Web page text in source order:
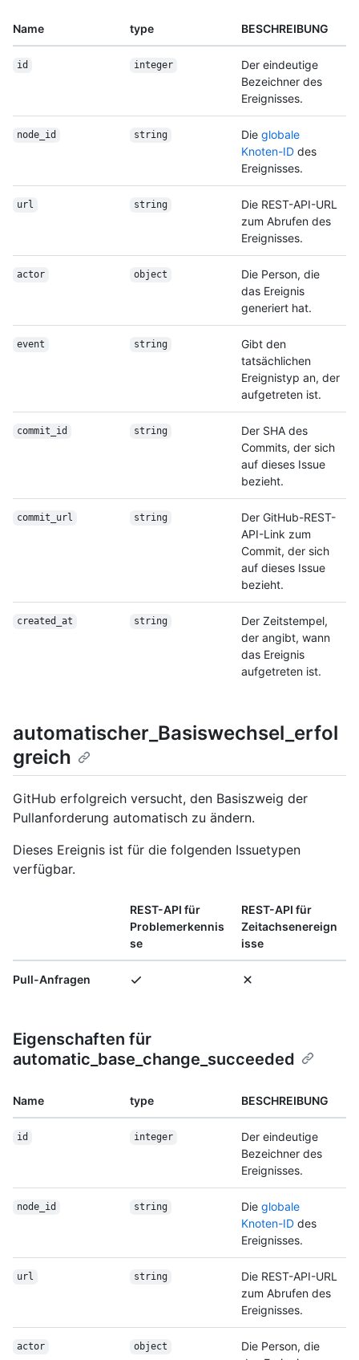
Name type BESCHREIBUNG
id integer
Der eindeutige
Bezeichner des
Ereignisses.
node_id string Die globale
Knoten-ID des
Ereignisses.
url string
Die REST-API-URL
zum Abrufen des
Ereignisses.
actor object
Die Person, die
das Ereignis
generiert hat.
event string
Gibt den
tatsächlichen
Ereignistyp an, der
aufgetreten ist.
commit_id string
Der SHA des
Commits, der sich
auf dieses Issue
bezieht.
commit_url string
Der GitHub-REST-
API-Link zum
Commit, der sich
auf dieses Issue
bezieht.
created_at string
Der Zeitstempel,
der angibt, wann
das Ereignis
aufgetreten ist.
automatischer_Basiswechsel_erfol
greich
GitHub erfolgreich versucht, den Basiszweig der
Pullanforderung automatisch zu ändern.
Dieses Ereignis ist für die folgenden Issuetypen
verfügbar.
REST-API für
Problemerkennis
se
REST-API für
Zeitachsenereign
isse
Pull-Anfragen
Eigenschaften für
automatic_base_change_succeeded
Name type BESCHREIBUNG
id integer
Der eindeutige
Bezeichner des
Ereignisses.
node_id string Die globale
Knoten-ID des
Ereignisses.
url string
Die REST-API-URL
zum Abrufen des
Ereignisses.
actor object
Die Person, die